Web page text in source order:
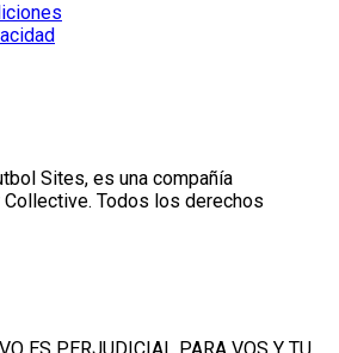
Sites, es una compañía
Todos los derechos